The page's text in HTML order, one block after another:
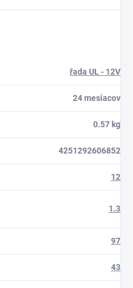
řada UL - 12V
24 mesiacov
0.57 kg
4251292606852
12
1.3
97
43